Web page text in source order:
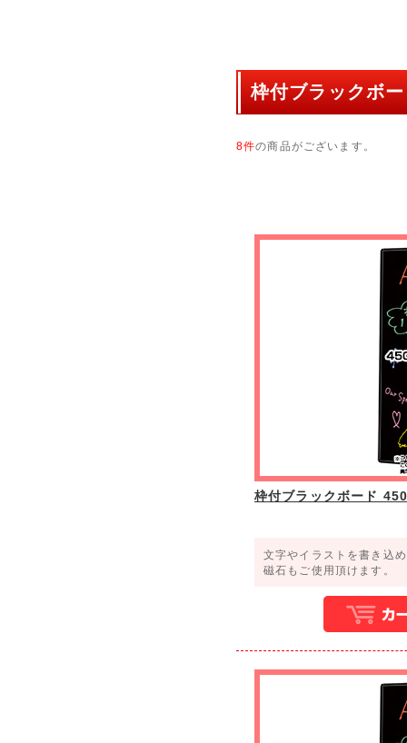
枠付ブラックボ
8件の商品がございます。
枠付ブラックボード
文字やイラストを書き込
磁石もご使用頂けます。